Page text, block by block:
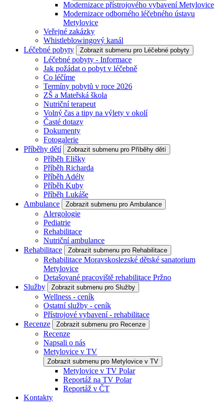
Modernizace přístrojového vybavení Metylovice
Modernizace odborného léčebného ústavu
Metylovice
Veřejné zakázky
Whistleblowingový kanál
Léčebné pobyty
Zobrazit submenu pro Léčebné pobyty
Léčebné pobyty - Informace
Jak požádat o pobyt v léčebně
Co léčíme
Termíny pobytů v roce 2026
ZŠ a Mateřská škola
Nutriční terapeut
Volný čas a tipy na výlety v okolí
Časté dotazy
Dokumenty
Fotogalerie
Příběhy dětí
Zobrazit submenu pro Příběhy dětí
Příběh Elišky
Příběh Richarda
Příběh Adély
Příběh Kuby
Příběh Lukáše
Ambulance
Zobrazit submenu pro Ambulance
Alergologie
Pediatrie
Rehabilitace
Nutriční ambulance
Rehabilitace
Zobrazit submenu pro Rehabilitace
Rehabilitace Moravskoslezské dětské sanatorium
Metylovice
Detašované pracoviště rehabilitace Pržno
Služby
Zobrazit submenu pro Služby
Wellness - ceník
Ostatní služby - ceník
Přístrojové vybavení - rehabilitace
Recenze
Zobrazit submenu pro Recenze
Recenze
Napsali o nás
Metylovice v TV
Zobrazit submenu pro Metylovice v TV
Metylovice v TV Polar
Reportáž na TV Polar
Reportáž v ČT
Kontakty